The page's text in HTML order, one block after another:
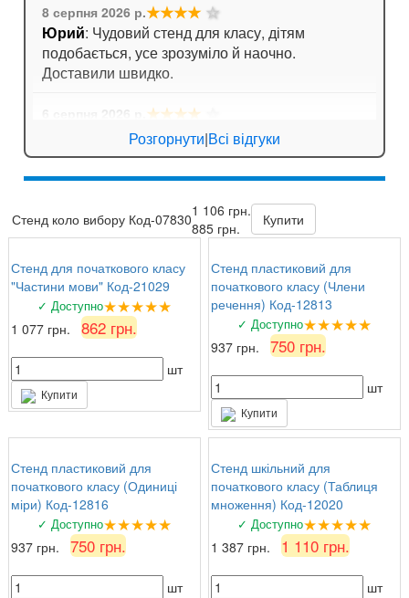
8 серпня 2026 р.★★★★ ☆
Юрий: Чудовий стенд для класу, дітям
подобається, усе зрозуміло й наочно.
Доставили швидко.
★★★★
: Стенд для кабінету хімії дуже яскравий,
вчителі задоволені!
Валентина Петрівна, директор: Замовляли
комплект стендів з техніки безпеки. Все на
Розгорнути|Всі відгуки
Стенд коло вибору Код-078301 106 грн.
885 грн.
Купити
Стенд для початкового класу
"Частини мови" Код-21029
✓ Доступно★★★★★
1 077 грн. 862 грн.
шт
Купити
Стенд пластиковий для
початкового класу (Члени
речення) Код-12813
✓ Доступно★★★★★
937 грн. 750 грн.
шт
Купити
Стенд пластиковий для
початкового класу (Одиниці
міри) Код-12816
✓ Доступно★★★★★
937 грн. 750 грн.
шт
Стенд шкільний для
початкового класу (Таблиця
множення) Код-12020
✓ Доступно★★★★★
1 387 грн. 1 110 грн.
шт